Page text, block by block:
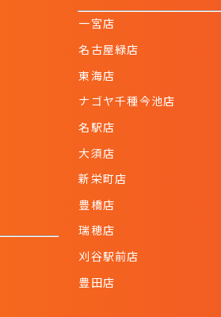
一宮店
名古屋緑店
東海店
ナゴヤ千種今池店
名駅店
大須店
新栄町店
豊橋店
瑞穂店
刈谷駅前店
豊田店